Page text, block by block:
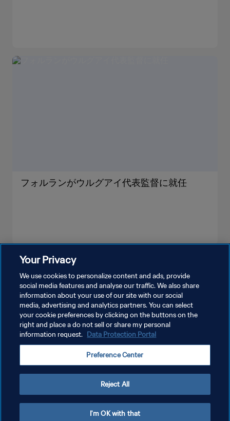
フォルランがウルグアイ代表監督に就任
プライバシーポリシー
クッキー設定の管理
Copyright © 1994 - 2026 FIFA. All rights reserved.
Your Privacy
We use cookies to personalize content and ads, provide
social media features and analyse our traffic. We also share
information about your use of our site with our social
media, advertising and analytics partners. You can select
your cookie preferences by clicking on the buttons on the
right and place a do not sell or share my personal
information request. Data Protection Portal
Preference Center
Reject All
I'm OK with that